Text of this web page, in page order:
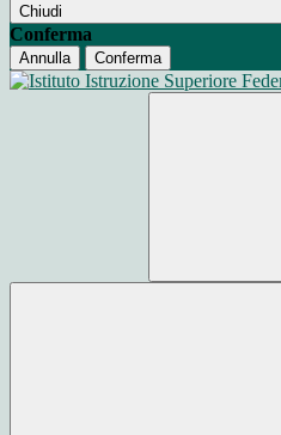
Chiudi
Conferma
Annulla Conferma